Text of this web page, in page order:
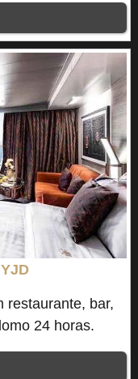
restaurante, bar,
24 horas.